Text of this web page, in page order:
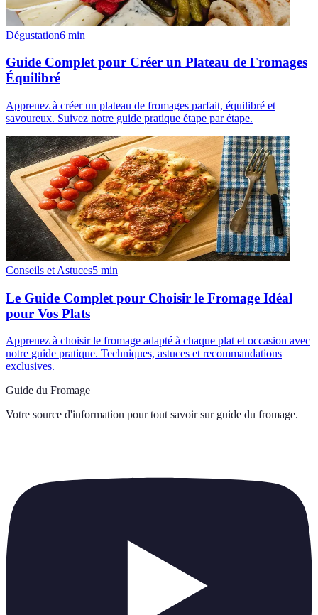
Dégustation6 min
Guide Complet pour Créer un Plateau de Fromages
Équilibré
Apprenez à créer un plateau de fromages parfait, équilibré et
savoureux. Suivez notre guide pratique étape par étape.
Conseils et Astuces5 min
Le Guide Complet pour Choisir le Fromage Idéal
pour Vos Plats
Apprenez à choisir le fromage adapté à chaque plat et occasion avec
notre guide pratique. Techniques, astuces et recommandations
exclusives.
Guide du Fromage
Votre source d'information pour tout savoir sur guide du fromage.